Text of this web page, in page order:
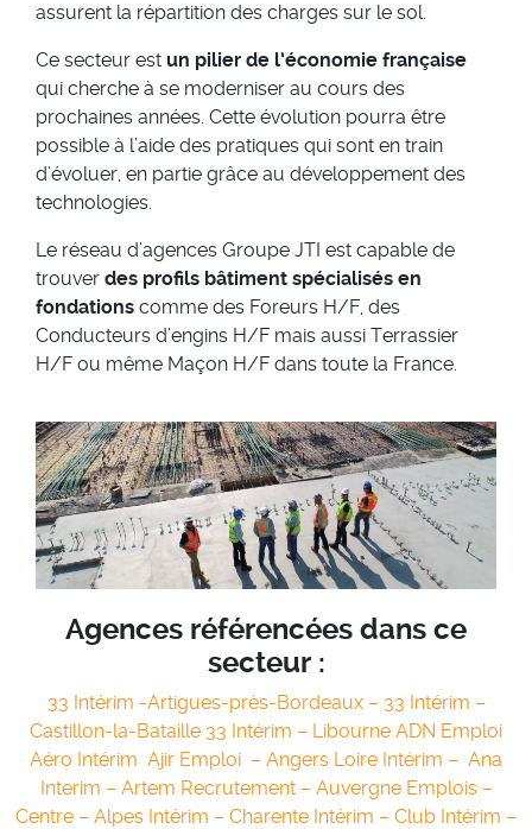
assurent la répartition des charges sur le sol.
Ce secteur est un pilier de l’économie française
qui cherche à se moderniser au cours des
prochaines années. Cette évolution pourra être
possible à l’aide des pratiques qui sont en train
d’évoluer, en partie grâce au développement des
technologies.
Le réseau d’agences Groupe JTI est capable de
trouver des profils bâtiment spécialisés en
fondations comme des Foreurs H/F, des
Conducteurs d’engins H/F mais aussi Terrassier
H/F ou même Maçon H/F dans toute la France.
Agences référencées dans ce
secteur :
33 Intérim -Artigues-près-Bordeaux – 33 Intérim –
Castillon-la-Bataille 33 Intérim – Libourne ADN Emploi
Aéro Intérim Ajir Emploi – Angers Loire Intérim – Ana
Interim – Artem Recrutement – Auvergne Emplois –
Centre – Alpes Intérim – Charente Intérim – Club Intérim –